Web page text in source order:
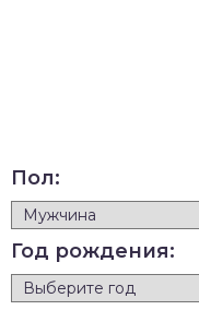
Пол:
Год рождения: